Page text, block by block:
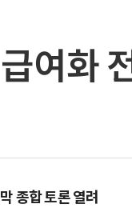
여화
종합 토론 열려